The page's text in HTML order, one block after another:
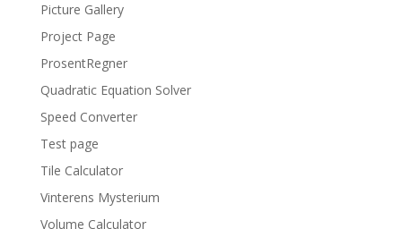
Picture Gallery
Project Page
ProsentRegner
Quadratic Equation Solver
Speed Converter
Test page
Tile Calculator
Vinterens Mysterium
Volume Calculator